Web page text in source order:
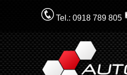
na
obsah
Tel.: 0918 789 805